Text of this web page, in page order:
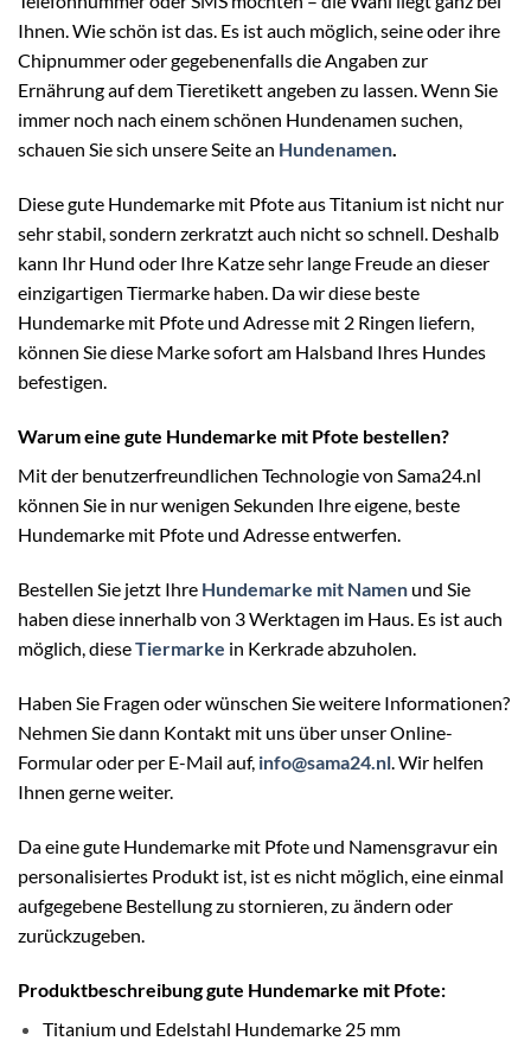
Ihnen. Wie schön ist das. Es ist auch möglich, seine oder ihre
Chipnummer oder gegebenenfalls die Angaben zur
Ernährung auf dem Tieretikett angeben zu lassen. Wenn Sie
immer noch nach einem schönen Hundenamen suchen,
schauen Sie sich unsere Seite an Hundenamen.
Diese gute Hundemarke mit Pfote aus Titanium ist nicht nur
sehr stabil, sondern zerkratzt auch nicht so schnell. Deshalb
kann Ihr Hund oder Ihre Katze sehr lange Freude an dieser
einzigartigen Tiermarke haben. Da wir diese beste
Hundemarke mit Pfote und Adresse mit 2 Ringen liefern,
können Sie diese Marke sofort am Halsband Ihres Hundes
befestigen.
Warum eine gute Hundemarke mit Pfote bestellen?
Mit der benutzerfreundlichen Technologie von Sama24.nl
können Sie in nur wenigen Sekunden Ihre eigene, beste
Hundemarke mit Pfote und Adresse entwerfen.
Bestellen Sie jetzt Ihre Hundemarke mit Namen und Sie
haben diese innerhalb von 3 Werktagen im Haus. Es ist auch
möglich, dieseTiermarke in Kerkrade abzuholen.
Haben Sie Fragen oder wünschen Sie weitere Informationen?
Nehmen Sie dann Kontakt mit uns über unser Online-
Formular oder per E-Mail auf, info@sama24.nl. Wir helfen
Ihnen gerne weiter.
Da eine gute Hundemarke mit Pfote und Namensgravur ein
personalisiertes Produkt ist, ist es nicht möglich, eine einmal
aufgegebene Bestellung zu stornieren, zu ändern oder
zurückzugeben.
Produktbeschreibung gute Hundemarke mit Pfote:
Titanium und Edelstahl Hundemarke 25 mm